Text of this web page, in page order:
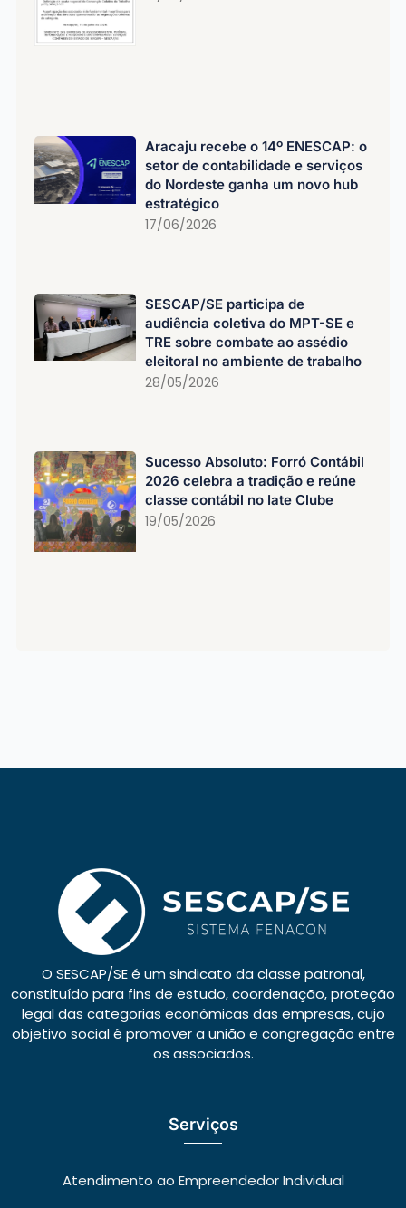
Aracaju recebe o 14º ENESCAP: o
setor de contabilidade e serviços
do Nordeste ganha um novo hub
estratégico
17/06/2026
SESCAP/SE participa de
audiência coletiva do MPT-SE e
TRE sobre combate ao assédio
eleitoral no ambiente de trabalho
28/05/2026
Sucesso Absoluto: Forró Contábil
2026 celebra a tradição e reúne
classe contábil no Iate Clube
19/05/2026
O SESCAP/SE é um sindicato da classe patronal,
constituído para fins de estudo, coordenação, proteção
legal das categorias econômicas das empresas, cujo
objetivo social é promover a união e congregação entre
os associados.
Serviços
Atendimento ao Empreendedor Individual